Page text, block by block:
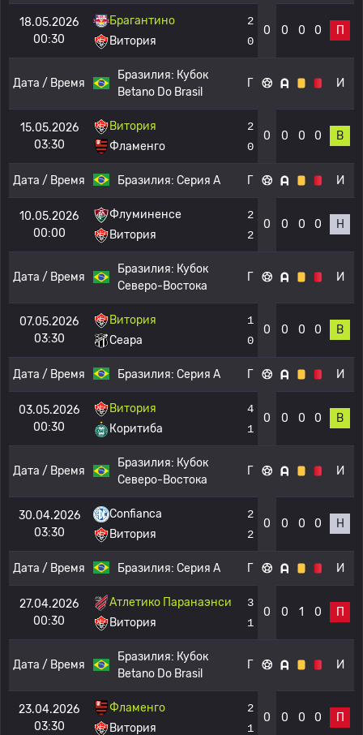
18.05.2026
00:30
Брагантино
Витория
2
0
0 0 0 0 П
Дата / Время
Бразилия: Кубок
Betano Do Brasil
Г И
15.05.2026
03:30
Витория
Фламенго
2
0
0 0 0 0 В
Дата / Время Бразилия: Серия А Г И
10.05.2026
00:00
Флуминенсе
Витория
2
2
0 0 0 0 Н
Дата / Время
Бразилия: Кубок
Северо-Востока
Г И
07.05.2026
03:30
Витория
Сеара
1
0
0 0 0 0 В
Дата / Время Бразилия: Серия А Г И
03.05.2026
00:30
Витория
Коритиба
4
1
0 0 0 0 В
Дата / Время
Бразилия: Кубок
Северо-Востока
Г И
30.04.2026
03:30
Confianca
Витория
2
2
0 0 0 0 Н
Дата / Время Бразилия: Серия А Г И
27.04.2026
00:30
Атлетико Паранаэнси
Витория
3
1
0 0 1 0 П
Дата / Время
Бразилия: Кубок
Betano Do Brasil
Г И
23.04.2026
03:30
Фламенго
Витория
2
1
0 0 0 0 П